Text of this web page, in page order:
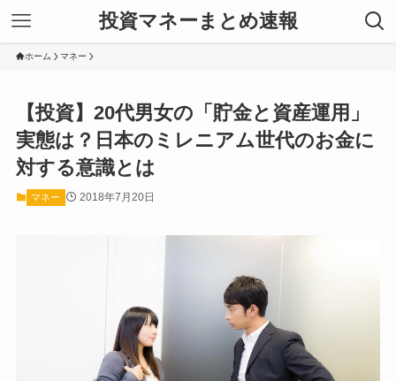
投資マネーまとめ速報
ホーム マネー
【投資】20代男女の「貯金と資産運用」
実態は？日本のミレニアム世代のお金に
対する意識とは
マネー 2018年7月20日